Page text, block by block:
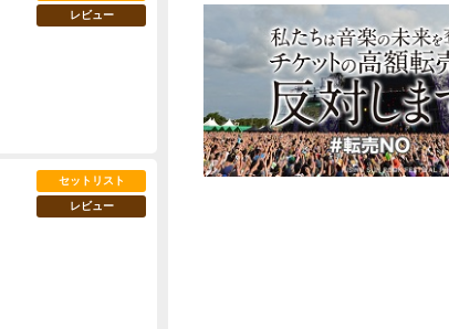
レビュー
セットリスト
レビュー